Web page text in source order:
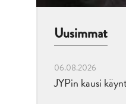
Uusimmat
06.08.2026
JYPin kausi